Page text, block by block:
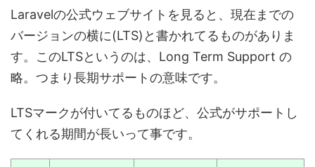
Laravelの公式ウェブサイトを見ると、現在までの
バージョンの横に(LTS)と書かれてるものがありま
す。このLTSというのは、Long Term Support の
略。つまり長期サポートの意味です。
LTSマークが付いてるものほど、公式がサポートし
てくれる期間が長いって事です。